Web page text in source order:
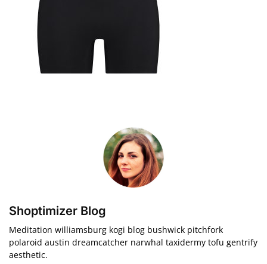
Shoptimizer Blog
Meditation williamsburg kogi blog bushwick pitchfork
polaroid austin dreamcatcher narwhal taxidermy tofu gentrify
aesthetic.